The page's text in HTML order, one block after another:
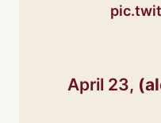
April 23,